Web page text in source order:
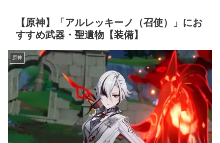
【原神】「アルレッキーノ（召使）」にお
すすめ武器・聖遺物【装備】
原神